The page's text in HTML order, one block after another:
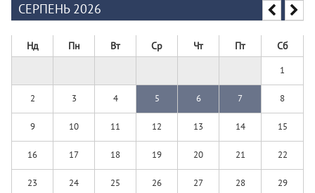
СЕРПЕНЬ 2026
Нд Пн Вт Ср Чт Пт Сб
1
2 3 4 5 6 7 8
9 10 11 12 13 14 15
16 17 18 19 20 21 22
23 24 25 26 27 28 29